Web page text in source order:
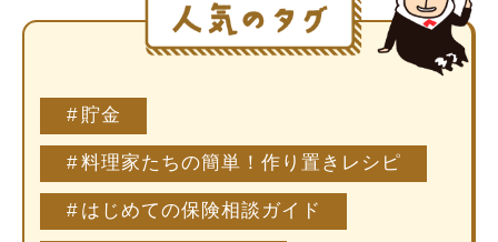
貯金
料理家たちの簡単！作り置きレシピ
はじめての保険相談ガイド